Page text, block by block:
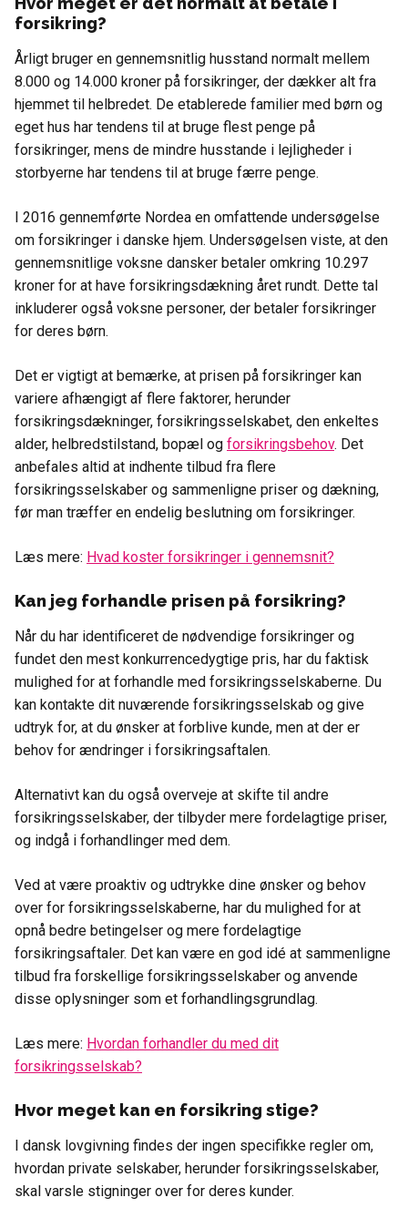
forsikring?
Årligt bruger en gennemsnitlig husstand normalt mellem
8.000 og 14.000 kroner på forsikringer, der dækker alt fra
hjemmet til helbredet. De etablerede familier med børn og
eget hus har tendens til at bruge flest penge på
forsikringer, mens de mindre husstande i lejligheder i
storbyerne har tendens til at bruge færre penge.
I 2016 gennemførte Nordea en omfattende undersøgelse
om forsikringer i danske hjem. Undersøgelsen viste, at den
gennemsnitlige voksne dansker betaler omkring 10.297
kroner for at have forsikringsdækning året rundt. Dette tal
inkluderer også voksne personer, der betaler forsikringer
for deres børn.
Det er vigtigt at bemærke, at prisen på forsikringer kan
variere afhængigt af flere faktorer, herunder
forsikringsdækninger, forsikringsselskabet, den enkeltes
alder, helbredstilstand, bopæl og forsikringsbehov. Det
anbefales altid at indhente tilbud fra flere
forsikringsselskaber og sammenligne priser og dækning,
før man træffer en endelig beslutning om forsikringer.
Læs mere: Hvad koster forsikringer i gennemsnit?
Kan jeg forhandle prisen på forsikring?
Når du har identificeret de nødvendige forsikringer og
fundet den mest konkurrencedygtige pris, har du faktisk
mulighed for at forhandle med forsikringsselskaberne. Du
kan kontakte dit nuværende forsikringsselskab og give
udtryk for, at du ønsker at forblive kunde, men at der er
behov for ændringer i forsikringsaftalen.
Alternativt kan du også overveje at skifte til andre
forsikringsselskaber, der tilbyder mere fordelagtige priser,
og indgå i forhandlinger med dem.
Ved at være proaktiv og udtrykke dine ønsker og behov
over for forsikringsselskaberne, har du mulighed for at
opnå bedre betingelser og mere fordelagtige
forsikringsaftaler. Det kan være en god idé at sammenligne
tilbud fra forskellige forsikringsselskaber og anvende
disse oplysninger som et forhandlingsgrundlag.
Læs mere: Hvordan forhandler du med dit
forsikringsselskab?
Hvor meget kan en forsikring stige?
I dansk lovgivning findes der ingen specifikke regler om,
hvordan private selskaber, herunder forsikringsselskaber,
skal varsle stigninger over for deres kunder.